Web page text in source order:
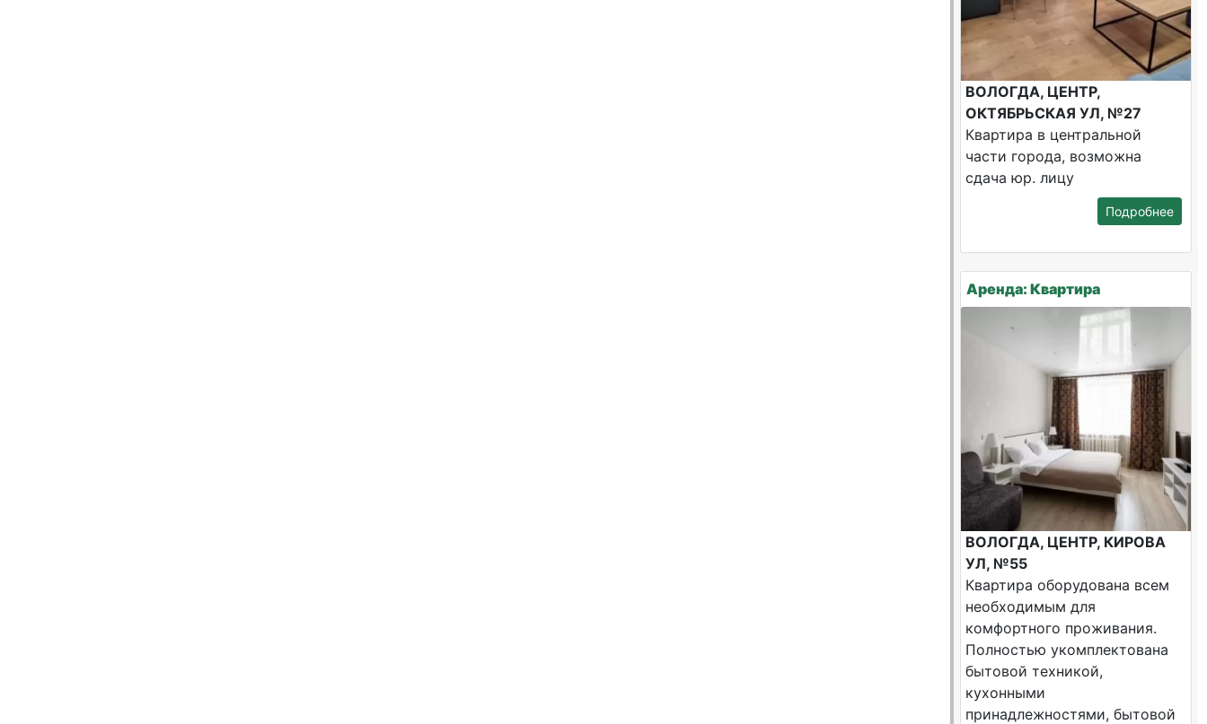
ВОЛОГДА, ЦЕНТР,
ОКТЯБРЬСКАЯ УЛ, №27
Квартира в центральной
части города, возможна
сдача юр. лицу
Подробнее
Аренда: Квартира
ВОЛОГДА, ЦЕНТР, КИРОВА
УЛ, №55
Квартира оборудована всем
необходимым для
комфортного проживания.
Полностью укомплектована
бытовой техникой,
кухонными
принадлежностями, бытовой